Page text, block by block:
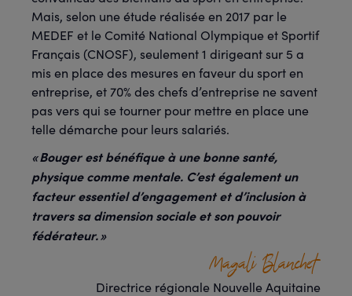
Mais, selon une étude réalisée en 2017 par le
MEDEF et le Comité National Olympique et Sportif
Français (CNOSF), seulement 1 dirigeant sur 5 a
mis en place des mesures en faveur du sport en
entreprise, et 70% des chefs d’entreprise ne savent
pas vers qui se tourner pour mettre en place une
telle démarche pour leurs salariés.
« Bouger est bénéfique à une bonne santé,
physique comme mentale. C’est également un
facteur essentiel d’engagement et d’inclusion à
travers sa dimension sociale et son pouvoir
fédérateur. »
Magali Blanchet
Directrice régionale Nouvelle Aquitaine